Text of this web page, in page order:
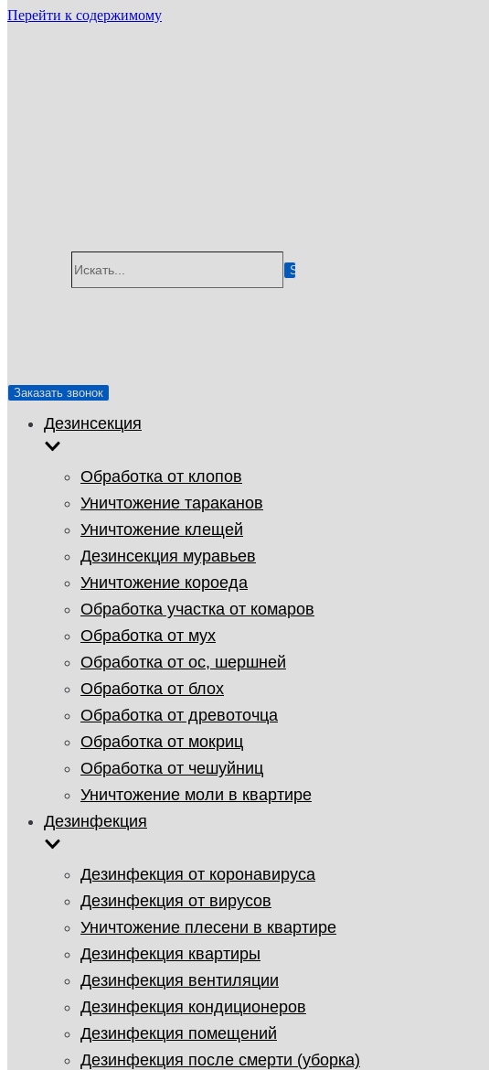
Перейти к содержимому
Заказать звонок
Дезинсекция
Обработка от клопов
Уничтожение тараканов
Уничтожение клещей
Дезинсекция муравьев
Уничтожение короеда
Обработка участка от комаров
Обработка от мух
Обработка от ос, шершней
Обработка от блох
Обработка от древоточца
Обработка от мокриц
Обработка от чешуйниц
Уничтожение моли в квартире
Дезинфекция
Дезинфекция от коронавируса
Дезинфекция от вирусов
Уничтожение плесени в квартире
Дезинфекция квартиры
Дезинфекция вентиляции
Дезинфекция кондиционеров
Дезинфекция помещений
Дезинфекция после смерти (уборка)